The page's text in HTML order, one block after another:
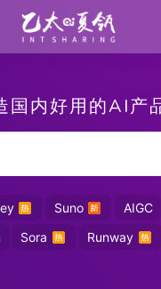
国内好用的AI产
Suno AIGC
Sora Runway